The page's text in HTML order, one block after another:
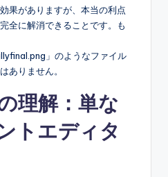
果がありますが、本当の利点
全に解消できることです。も
」のようなファイル
ありません。
理解：単な
トエディタ